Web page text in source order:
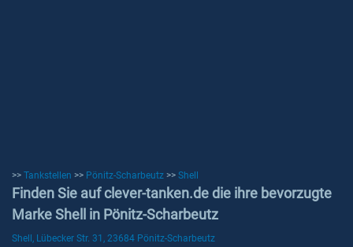
>> Tankstellen >> Pönitz-Scharbeutz >> Shell
Finden Sie auf clever-tanken.de die ihre bevorzugte
Marke Shell in Pönitz-Scharbeutz
Shell, Lübecker Str. 31, 23684 Pönitz-Scharbeutz